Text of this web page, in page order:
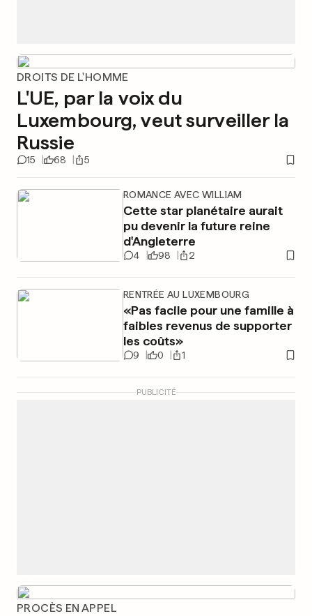
DROITS DE L'HOMME
L'UE, par la voix du
Luxembourg, veut surveiller la
Russie
15 68 5
ROMANCE AVEC WILLIAM
Cette star planétaire aurait
pu devenir la future reine
d'Angleterre
4 98 2
RENTRÉE AU LUXEMBOURG
«Pas facile pour une famille à
faibles revenus de supporter
les coûts»
9 0 1
PUBLICITÉ
PROCÈS EN APPEL